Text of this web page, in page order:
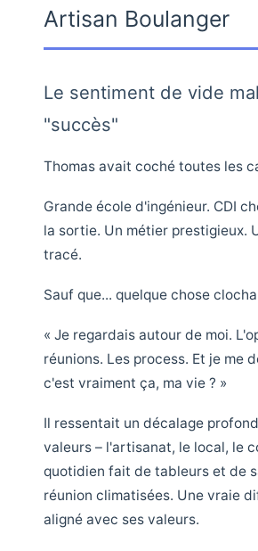
Artisan Boulanger
Le sentiment de vide
"succès"
Thomas avait coché toutes les
Grande école d'ingénieur. CDI
la sortie. Un métier prestigieux.
tracé.
Sauf que... quelque chose
« Je regardais autour de moi.
réunions. Les process. Et je me
c'est vraiment ça, ma vie ? »
Il ressentait un décalage
valeurs – l'artisanat, le local, le
quotidien fait de tableurs et de
réunion climatisées. Une vraie
aligné avec ses valeurs.